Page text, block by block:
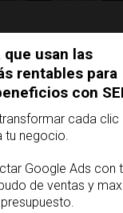
usan las
rentables para
con
cada clic
tu negocio.
Google Ads con
de ventas y